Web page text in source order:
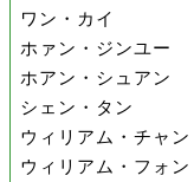
ワン・カイ
ホァン・ジンユー
ホアン・シュアン
シェン・タン
ウィリアム・チャン
ウィリアム・フォン